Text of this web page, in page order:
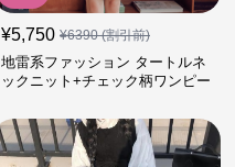
¥5,750 ¥6390(割引前)
地雷系ファッション タートルネ
ックニット+チェック柄ワンピー